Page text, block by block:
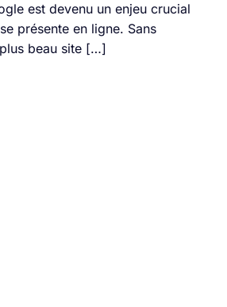
est devenu un enjeu crucial
présente en ligne. Sans
beau site […]